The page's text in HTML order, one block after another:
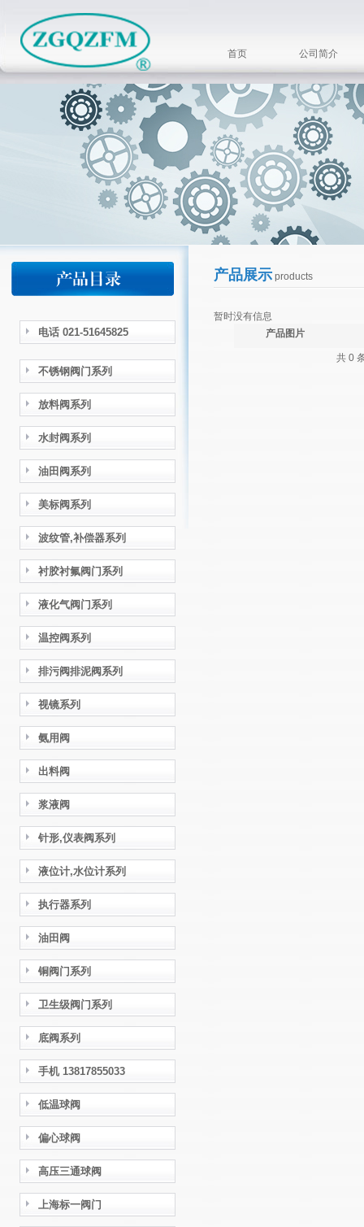
首页 公司简介
电话 021-51645825
不锈钢阀门系列
放料阀系列
水封阀系列
油田阀系列
美标阀系列
波纹管,补偿器系列
衬胶衬氟阀门系列
液化气阀门系列
温控阀系列
排污阀排泥阀系列
视镜系列
氨用阀
出料阀
浆液阀
针形,仪表阀系列
液位计,水位计系列
执行器系列
油田阀
铜阀门系列
卫生级阀门系列
底阀系列
手机 13817855033
低温球阀
偏心球阀
高压三通球阀
上海标一阀门
产品展示products
暂时没有信息
产品图片
共 0